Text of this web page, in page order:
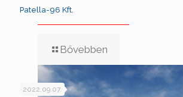
Patella-96 Kft.
Bővebben
2022.09.07.